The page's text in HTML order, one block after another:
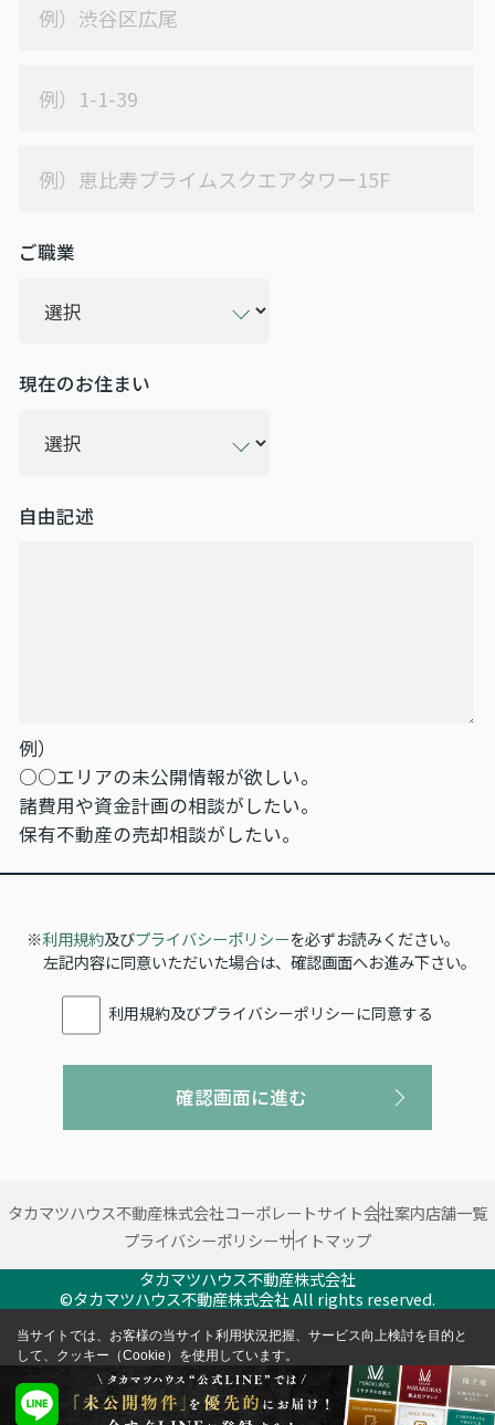
ご職業
現在のお住まい
自由記述
例）
○○エリアの未公開情報が欲しい。
諸費用や資金計画の相談がしたい。
保有不動産の売却相談がしたい。
※利用規約及びプライバシーポリシーを必ずお読みください。
左記内容に同意いただいた場合は、確認画面へお進み下さい。
利用規約及びプライバシーポリシーに同意する
確認画面に進む
タカマツハウス不動産株式会社コーポレートサイト会社案内店舗一覧
プライバシーポリシーサイトマップ
タカマツハウス不動産株式会社
©タカマツハウス不動産株式会社 All rights reserved.
当サイトでは、お客様の当サイト利用状況把握、サービス向上検討を目的と
して、クッキー（Cookie）を使用しています。
詳しくは、当社の「Cookieの取扱いについて」 をご確認ください。
閉じる